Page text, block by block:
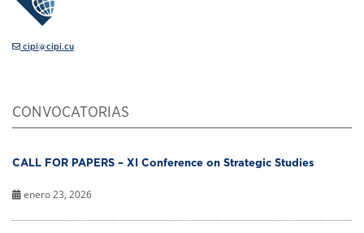
cipi@cipi.cu
CONVOCATORIAS
CALL FOR PAPERS – XI Conference on Strategic Studies
enero 23, 2026